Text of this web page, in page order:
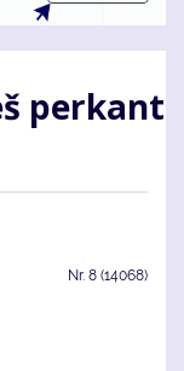
perkant
Nr. 8 (14068)